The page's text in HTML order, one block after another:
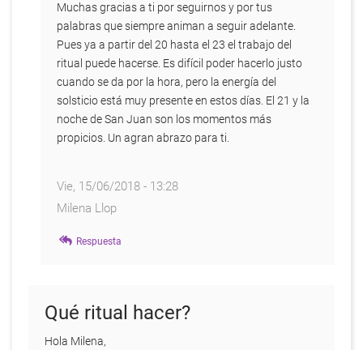
Muchas gracias a ti por seguirnos y por tus
palabras que siempre animan a seguir adelante.
Pues ya a partir del 20 hasta el 23 el trabajo del
ritual puede hacerse. Es difícil poder hacerlo justo
cuando se da por la hora, pero la energía del
solsticio está muy presente en estos días. El 21 y la
noche de San Juan son los momentos más
propicios. Un agran abrazo para ti.
Vie, 15/06/2018 - 13:28
Milena Llop
respuesta
muchas
gracias
Respuesta
Qué ritual hacer?
Hola Milena,